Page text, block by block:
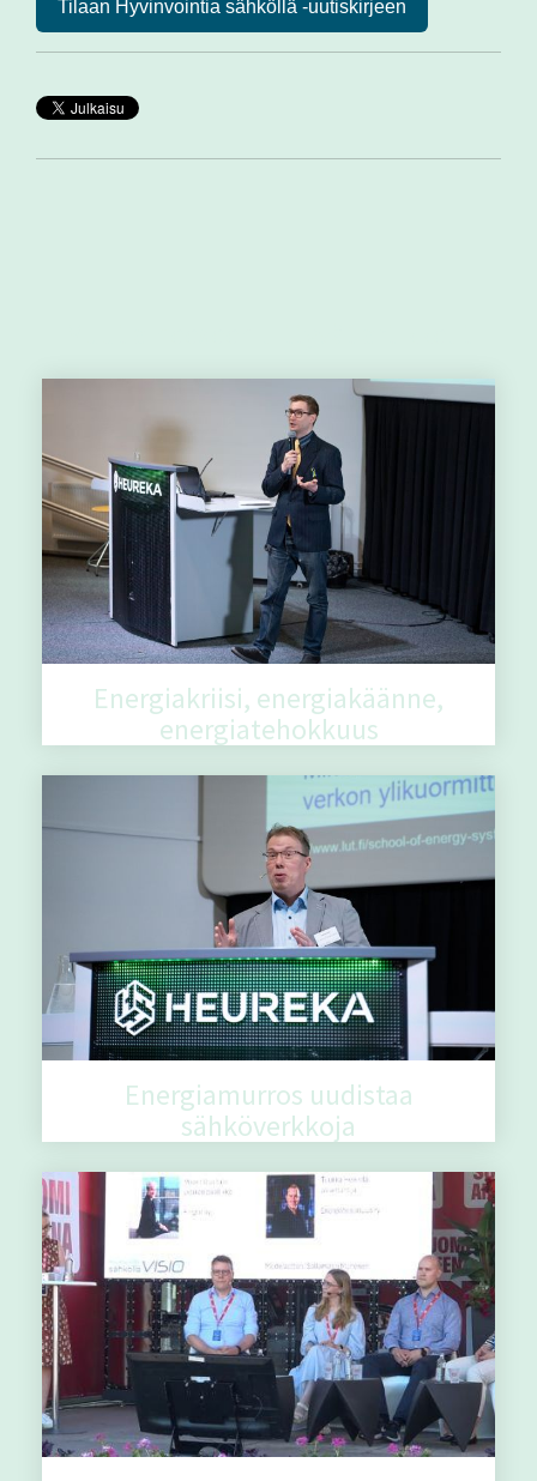
Tilaan Hyvinvointia sähköllä -uutiskirjeen
Energiakriisi, energiakäänne,
energiatehokkuus
Energiamurros uudistaa
sähköverkkoja